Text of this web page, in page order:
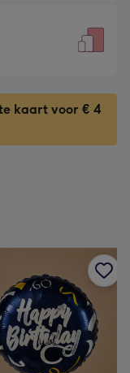
kaart voor € 4